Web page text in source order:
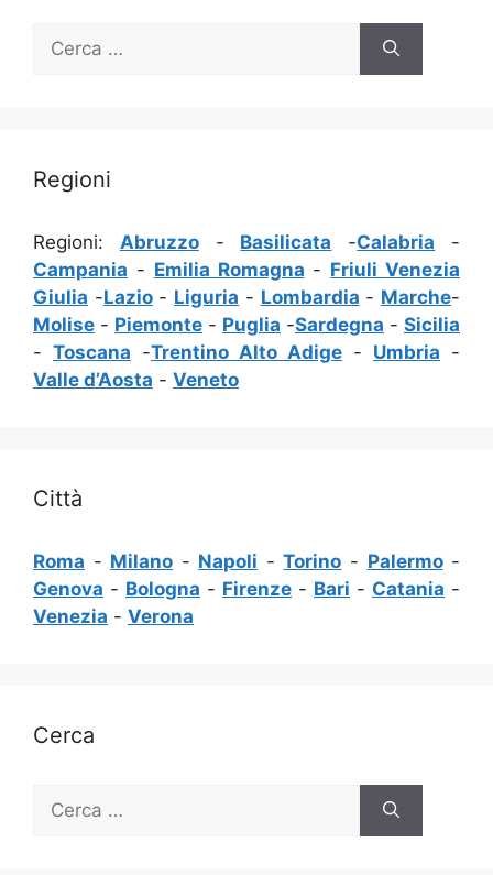
per:
Regioni
Regioni: Abruzzo- Basilicata -Calabria -
Campania - Emilia Romagna - Friuli Venezia
Giulia -Lazio- Liguria - Lombardia - Marche-
Molise - Piemonte - Puglia -Sardegna - Sicilia
- Toscana -Trentino Alto Adige - Umbria -
Valle d’Aosta - Veneto
Città
Roma - Milano - Napoli -Torino - Palermo-
Genova - Bologna - Firenze - Bari - Catania -
Venezia - Verona
Cerca
per: